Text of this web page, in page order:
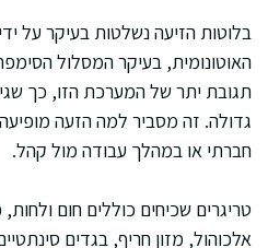
בלוטות הזיעה נשלטות בעיקר על
האוטונומית, בעיקר המסלול
תגובת יתר של המערכת הזו, כך
גדולה. זה מסביר למה הזעה
חברתי או במהלך עבודה מול קהל.
טריגרים שכיחים כוללים חום
אלכוהול, מזון חריף, בגדים